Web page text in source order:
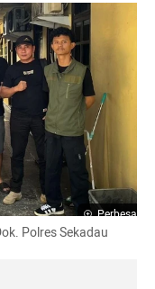
Perbesar
Polres Sekadau